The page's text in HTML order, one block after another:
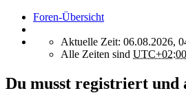
Foren-Übersicht
Aktuelle Zeit: 06.08.2026,
Alle Zeiten sind UTC+02:00
Du musst registriert und